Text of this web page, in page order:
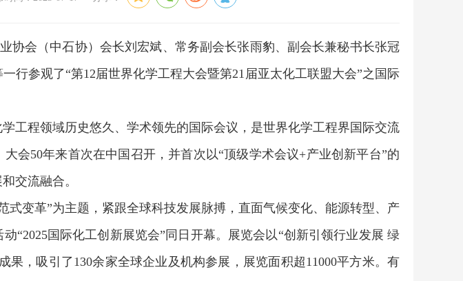
协会（中石协）会长刘宏斌、常务副会长张雨豹、副会长兼秘书长张冠
行参观了“第12届世界化学工程大会暨第21届亚太化工联盟大会”之国际
工程领域历史悠久、学术领先的国际会议，是世界化学工程界国际交流
会50年来首次在中国召开，并首次以“顶级学术会议+产业创新平台”的
交流融合。
变革”为主题，紧跟全球科技发展脉搏，直面气候变化、能源转型、产
“2025国际化工创新展览会”同日开幕。展览会以“创新引领行业发展 绿
果，吸引了130余家全球企业及机构参展，展览面积超11000平方米。有